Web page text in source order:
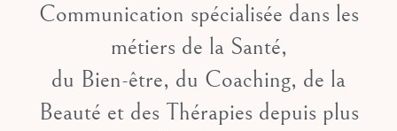
Communication spécialisée dans les
métiers de la Santé,
du Bien-être, du Coaching, de la
Beauté et des Thérapiesdepuis plus